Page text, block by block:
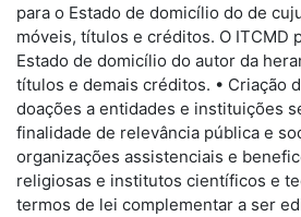
para o Estado de domicílio do de
móveis, títulos e créditos. O ITCMD
Estado de domicílio do autor da
títulos e demais créditos. • Criação
doações a entidades e instituições
finalidade de relevância pública e
organizações assistenciais e
religiosas e institutos científicos e
termos de lei complementar a ser